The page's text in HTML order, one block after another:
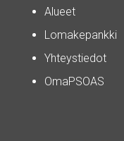
Alueet
Lomakepankki
Yhteystiedot
OmaPSOAS